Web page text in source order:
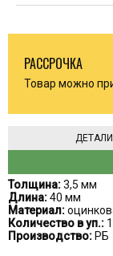
РАССРОЧКА
Товар можно
ДЕТАЛИ
Толщина:3,5 мм
Длина:40 мм
Материал:
Количество в уп.:
Производство: РБ